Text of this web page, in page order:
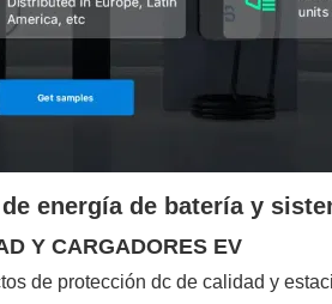
energía de batería y
Y CARGADORES EV
de protección dc de calidad y